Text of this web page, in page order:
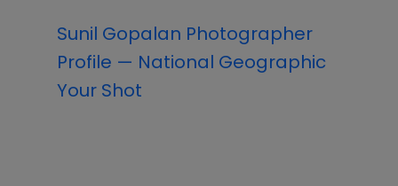
Sunil Gopalan Photographer
Profile — National Geographic
Your Shot